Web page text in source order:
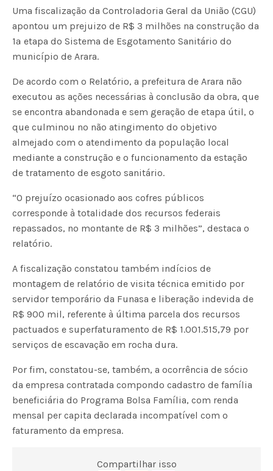
Uma fiscalização da Controladoria Geral da União (CGU)
apontou um prejuizo de R$ 3 milhões na construção da
1ª etapa do Sistema de Esgotamento Sanitário do
município de Arara.
De acordo com o Relatório, a prefeitura de Arara não
executou as ações necessárias à conclusão da obra, que
se encontra abandonada e sem geração de etapa útil, o
que culminou no não atingimento do objetivo
almejado com o atendimento da população local
mediante a construção e o funcionamento da estação
de tratamento de esgoto sanitário.
“O prejuízo ocasionado aos cofres públicos
corresponde à totalidade dos recursos federais
repassados, no montante de R$ 3 milhões”, destaca o
relatório.
A fiscalização constatou também indícios de
montagem de relatório de visita técnica emitido por
servidor temporário da Funasa e liberação indevida de
R$ 900 mil, referente à última parcela dos recursos
pactuados e superfaturamento de R$ 1.001.515,79 por
serviços de escavação em rocha dura.
Por fim, constatou-se, também, a ocorrência de sócio
da empresa contratada compondo cadastro de família
beneficiária do Programa Bolsa Família, com renda
mensal per capita declarada incompatível com o
faturamento da empresa.
Compartilhar isso